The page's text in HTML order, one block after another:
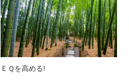
ＥＱを高める!